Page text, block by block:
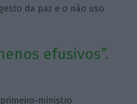
da paz e o não uso
efusivos”.
ministro